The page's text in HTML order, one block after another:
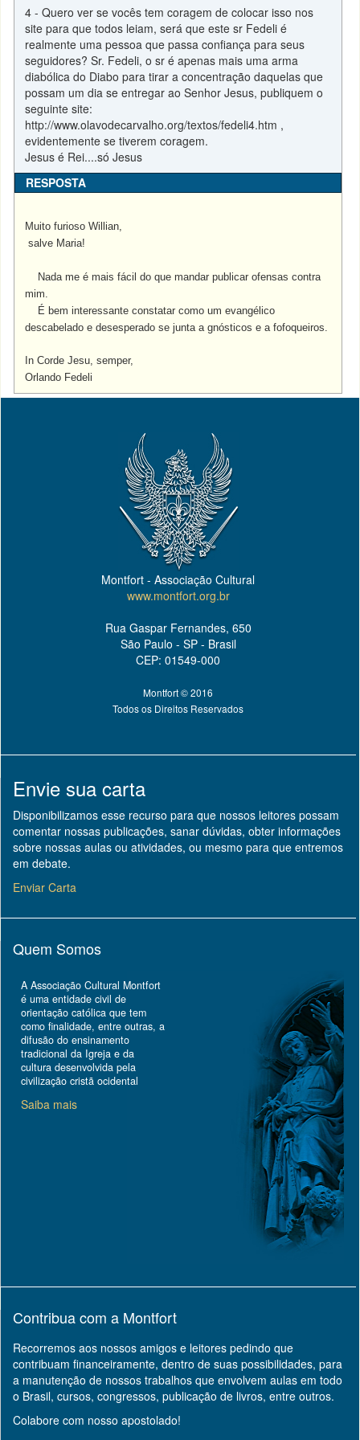
4 - Quero ver se vocês tem coragem de colocar isso nos
site para que todos leiam, será que este sr Fedeli é
realmente uma pessoa que passa confiança para seus
seguidores? Sr. Fedeli, o sr é apenas mais uma arma
diabólica do Diabo para tirar a concentração daquelas que
possam um dia se entregar ao Senhor Jesus, publiquem o
seguinte site:
http://www.olavodecarvalho.org/textos/fedeli4.htm ,
evidentemente se tiverem coragem.
Jesus é Rei....só Jesus
RESPOSTA
Muito furioso Willian,
salve Maria!
Nada me é mais fácil do que mandar publicar ofensas contra
mim.
É bem interessante constatar como um evangélico
descabelado e desesperado se junta a gnósticos e a fofoqueiros.
In Corde Jesu, semper,
Orlando Fedeli
Montfort - Associação Cultural
www.montfort.org.br
Rua Gaspar Fernandes, 650
São Paulo - SP - Brasil
CEP: 01549-000
Montfort © 2016
Todos os Direitos Reservados
Envie sua carta
Disponibilizamos esse recurso para que nossos leitores possam
comentar nossas publicações, sanar dúvidas, obter informações
sobre nossas aulas ou atividades, ou mesmo para que entremos
em debate.
Enviar Carta
Quem Somos
A Associação Cultural Montfort
é uma entidade civil de
orientação católica que tem
como finalidade, entre outras, a
difusão do ensinamento
tradicional da Igreja e da
cultura desenvolvida pela
civilização cristã ocidental
Saiba mais
Contribua com a Montfort
Recorremos aos nossos amigos e leitores pedindo que
contribuam financeiramente, dentro de suas possibilidades, para
a manutenção de nossos trabalhos que envolvem aulas em todo
o Brasil, cursos, congressos, publicação de livros, entre outros.
Colabore com nosso apostolado!